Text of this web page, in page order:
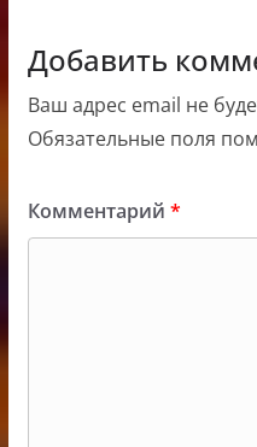
Добавить
Ваш адрес email не
Обязательные поля
Комментарий *